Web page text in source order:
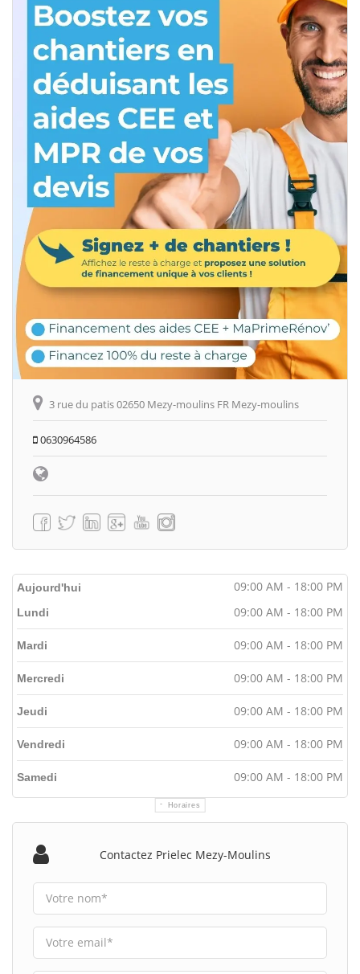
3 rue du patis 02650 Mezy-moulins FR Mezy-moulins
0630964586
Aujourd'hui 09:00 AM - 18:00 PM
Horaires
Lundi 09:00 AM - 18:00 PM
Mardi 09:00 AM - 18:00 PM
Mercredi 09:00 AM - 18:00 PM
Jeudi 09:00 AM - 18:00 PM
Vendredi 09:00 AM - 18:00 PM
Samedi 09:00 AM - 18:00 PM
Contactez Prielec Mezy-Moulins